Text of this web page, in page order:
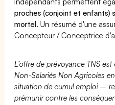
proches (conjoint et enfants)
mortel. Un résumé d'une
Concepteur / Conceptrice
L’offre de prévoyance TNS
Non-Salariés Non Agricoles
situation de cumul emploi –
prémunir contre les